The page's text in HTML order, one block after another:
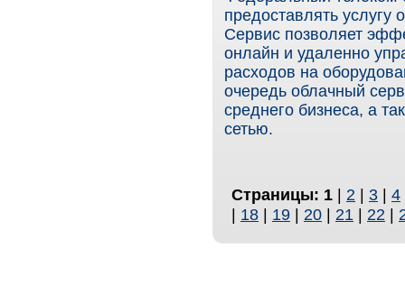
предоставлять
Сервис позволяет
онлайн и удаленно
расходов на
очередь облачный
среднего бизнеса, а
сетью.
Страницы: 1 | 2 | 3 | 4
| 18 | 19 | 20 | 21 | 22 |